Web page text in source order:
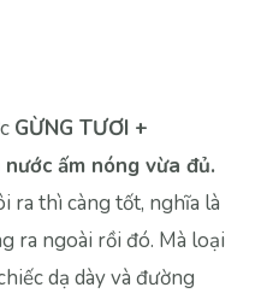
GỪNG TƯƠI +
ấm nóng vừa đủ.
ra thì càng tốt, nghĩa là
ra ngoài rồi đó. Mà loại
dạ dày và đường